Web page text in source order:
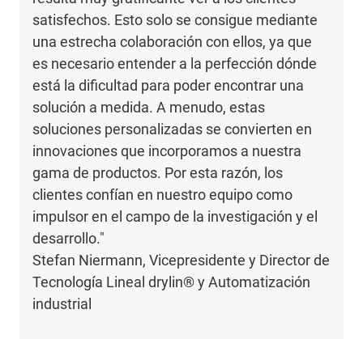
satisfechos. Esto solo se consigue mediante
una estrecha colaboración con ellos, ya que
es necesario entender a la perfección dónde
está la dificultad para poder encontrar una
solución a medida. A menudo, estas
soluciones personalizadas se convierten en
innovaciones que incorporamos a nuestra
gama de productos. Por esta razón, los
clientes confían en nuestro equipo como
impulsor en el campo de la investigación y el
desarrollo."
Stefan Niermann, Vicepresidente y Director de
Tecnología Lineal drylin® y Automatización
industrial